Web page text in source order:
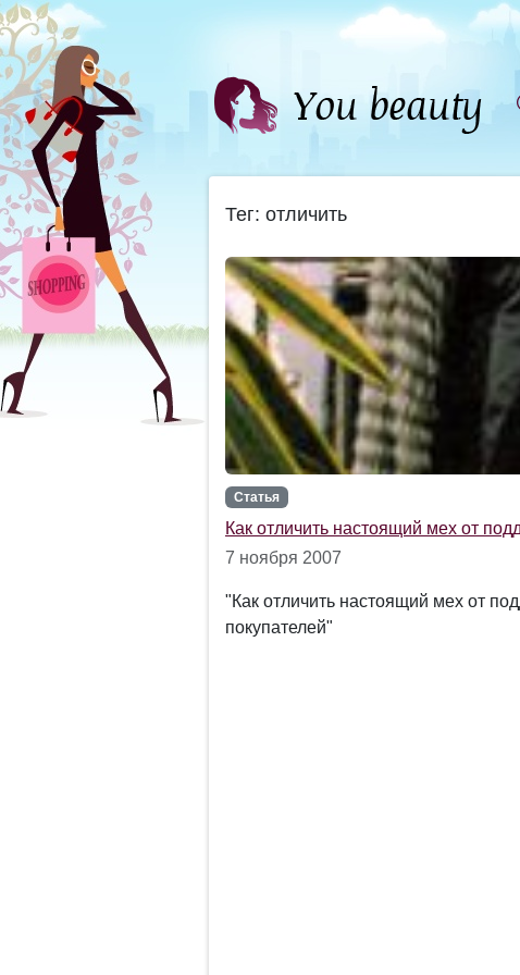
Тег: отличить
Статья
Как отличить настоящий мех от
7 ноября 2007
"Как отличить настоящий мех от
покупателей"